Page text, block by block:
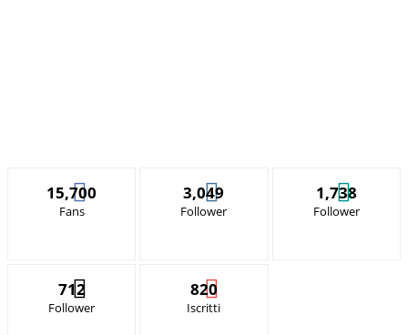
15,700
Fans
3,049
Follower
1,738
Follower
712
Follower
820
Iscritti